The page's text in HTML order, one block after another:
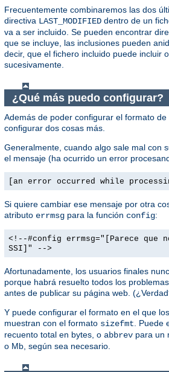
Frecuentemente combinaremos las dos
directiva LAST_MODIFIED dentro de un
va a ser incluido. Se pueden encontrar
que se incluye, las inclusiones pueden
decir, que el fichero incluido puede incluir
sucesivamente.
¿Qué más puedo configurar?
Además de poder configurar el formato
configurar dos cosas más.
Generalmente, cuando algo sale mal con
el mensaje (ha ocurrido un error
[an error occurred while
Si quiere cambiar ese mensaje por otra
atributo errmsg para la función config:
<!--#config errmsg="[Parece que
SSI]" -->
Afortunadamente, los usuarios finales
porque habrá resuelto todos los
antes de publicar su página web.
Y puede configurar el formato en el que
muestran con el formato sizefmt. Puede
recuento total en bytes, o abbrev para un
o Mb, según sea necesario.